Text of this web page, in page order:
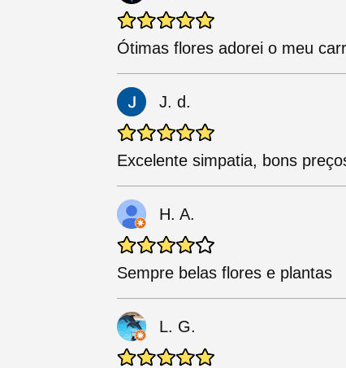
Ótimas flores adorei o meu
J. d.
Excelente simpatia, bons
H. A.
Sempre belas flores e plantas
L. G.